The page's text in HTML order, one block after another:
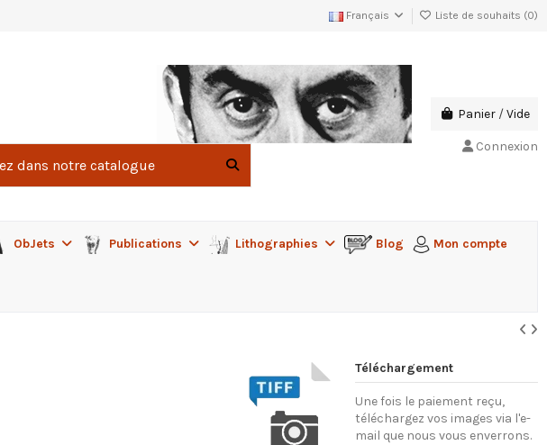
Français Liste de souhaits (0)
Panier /Vide
Connexion
ObJets Publications Lithographies Blog Mon compte
Téléchargement
Une fois le paiement reçu,
téléchargez vos images via l'e-
mail que nous vous enverrons.